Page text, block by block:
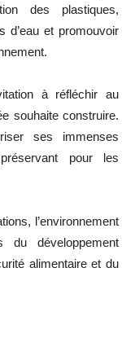
des plastiques,
d’eau et promouvoir
à réfléchir au
souhaite construire.
ses immenses
pour les
l’environnement
du développement
alimentaire et du